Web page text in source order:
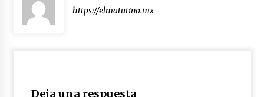
https://elmatutino.mx
Deja una respuesta